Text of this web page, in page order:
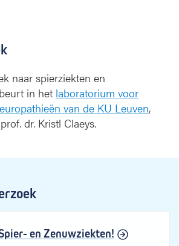
naar spierziekten en
in het laboratorium voor
van de KU Leuven,
dr. Kristl Claeys.
en Zenuwziekten!